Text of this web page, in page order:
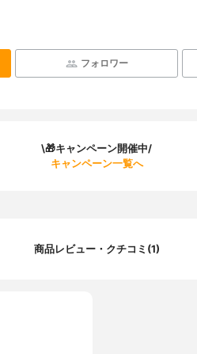
フォロワー
\🎁キャンペーン開催中/
キャンペーン一覧へ
商品レビュー・クチコミ(1)